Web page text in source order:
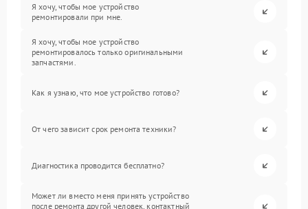
Я хочу, чтобы мое устройство
ремонтировали при мне.
Я хочу, чтобы мое устройство
ремонтировалось только оригинальными
запчастями.
Как я узнаю, что мое устройство готово?
От чего зависит срок ремонта техники?
Диагностика проводится бесплатно?
Может ли вместо меня принять устройство
после ремонта другой человек, контактный